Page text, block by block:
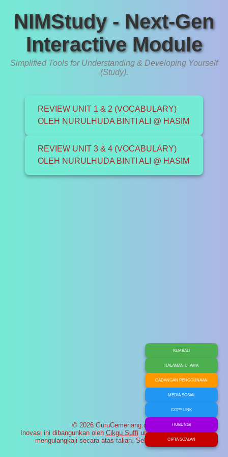
NIMStudy - Next-Gen
Interactive Module
Simplified Tools for Understanding & Developing Yourself
(Study).
REVIEW UNIT 1 & 2 (VOCABULARY)
OLEH NURULHUDA BINTI ALI @ HASIM
REVIEW UNIT 3 & 4 (VOCABULARY)
OLEH NURULHUDA BINTI ALI @ HASIM
© 2026 GuruCemerlang.com
Inovasi ini dibangunkan oleh Cikgu Suffi untuk membantu murid
mengulangkaji secara atas talian. Selamat maju jaya!
KEMBALI
HALAMAN UTAMA
CADANGAN PENGGUNAAN
MEDIA SOSIAL
COPY LINK
HUBUNGI
CIPTA SOALAN